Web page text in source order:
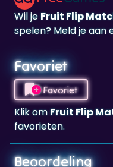
Wil jeFruit Flip
spelen? Meld je aan
Favoriet
Favoriet
Klik omFruit Flip
favorieten.
Beoordeling